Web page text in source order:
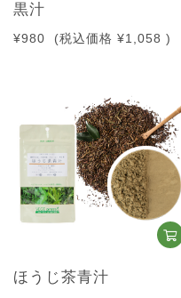
黒汁
¥980 (税込価格 ¥1,058 )
ほうじ茶青汁